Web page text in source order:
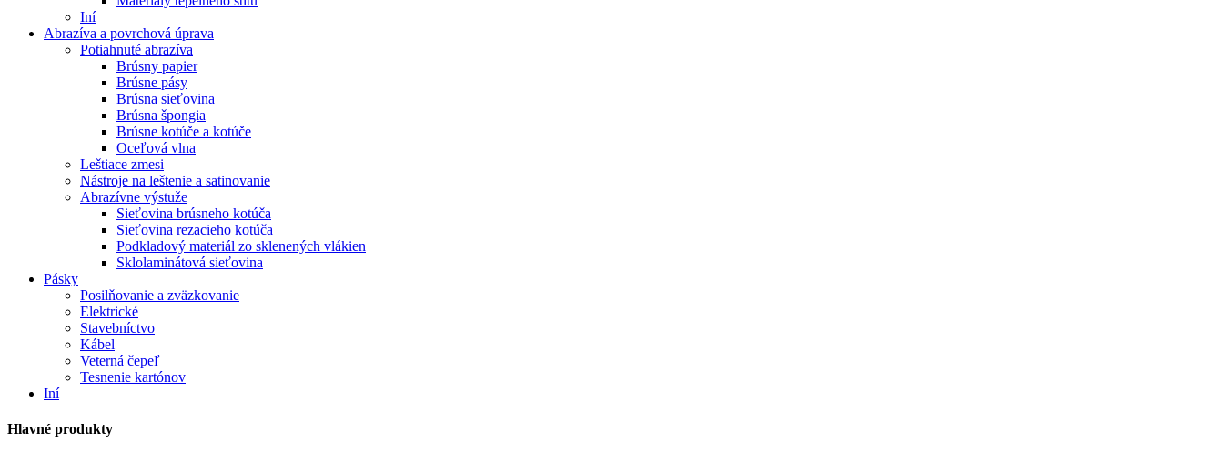
Iní
Abrazíva a povrchová úprava
Potiahnuté abrazíva
Brúsny papier
Brúsne pásy
Brúsna sieťovina
Brúsna špongia
Brúsne kotúče a kotúče
Oceľová vlna
Leštiace zmesi
Nástroje na leštenie a satinovanie
Abrazívne výstuže
Sieťovina brúsneho kotúča
Sieťovina rezacieho kotúča
Podkladový materiál zo sklenených vlákien
Sklolaminátová sieťovina
Pásky
Posilňovanie a zväzkovanie
Elektrické
Stavebníctvo
Kábel
Veterná čepeľ
Tesnenie kartónov
Iní
Hlavné produkty